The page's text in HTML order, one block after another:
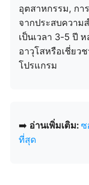
อุตสาหกรรม, กา
จากประสบความ
เป็นเวลา 3-5 ปี
อาวุโสหรือเชี่ยว
โปรแกรม
➡️ อ่านเพิ่มเติม: ซ
ที่สุด